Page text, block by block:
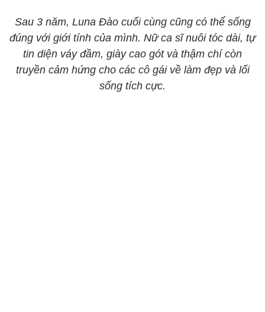
Sau 3 năm, Luna Đào cuối cùng cũng có thể sống
đúng với giới tính của mình. Nữ ca sĩ nuôi tóc dài, tự
tin diện váy đầm, giày cao gót và thậm chí còn
truyền cảm hứng cho các cô gái về làm đẹp và lối
sống tích cực.